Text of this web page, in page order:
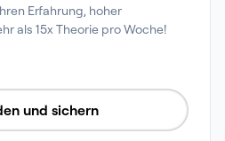
Erfahrung, hoher
als 15x Theorie pro Woche!
und sichern